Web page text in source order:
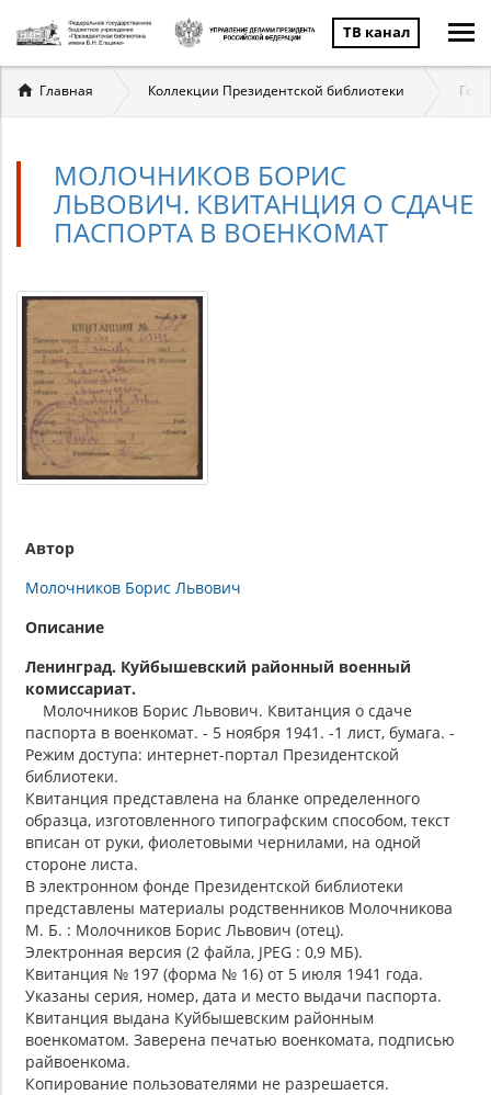
ТВ канал
Вы
здесь
Главная Коллекции Президентской библиотеки
МОЛОЧНИКОВ БОРИС
ЛЬВОВИЧ. КВИТАНЦИЯ О СДАЧЕ
ПАСПОРТА В ВОЕНКОМАТ
Автор
Молочников Борис Львович
Описание
Ленинград. Куйбышевский районный военный
комиссариат.
Молочников Борис Львович. Квитанция о сдаче
паспорта в военкомат. - 5 ноября 1941. -1 лист, бумага. -
Режим доступа: интернет-портал Президентской
библиотеки.
Квитанция представлена на бланке определенного
образца, изготовленного типографским способом, текст
вписан от руки, фиолетовыми чернилами, на одной
стороне листа.
В электронном фонде Президентской библиотеки
представлены материалы родственников Молочникова
М. Б. : Молочников Борис Львович (отец).
Электронная версия (2 файла, JPEG : 0,9 МБ).
Квитанция № 197 (форма № 16) от 5 июля 1941 года.
Указаны серия, номер, дата и место выдачи паспорта.
Квитанция выдана Куйбышевским районным
военкоматом. Заверена печатью военкомата, подписью
райвоенкома.
Копирование пользователями не разрешается.